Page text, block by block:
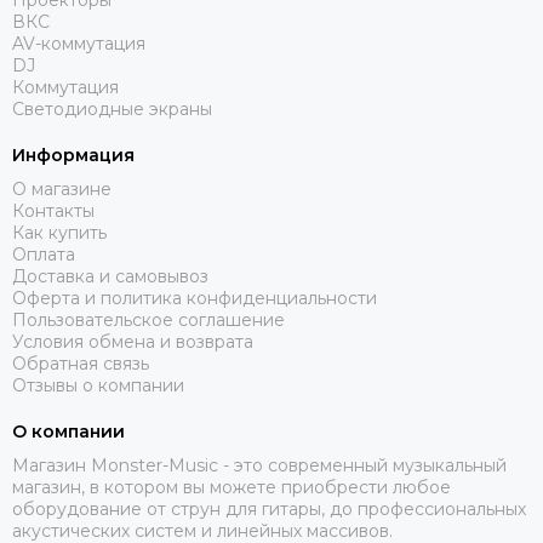
dB Technologies
DBX
DIALighting
DieHard
DiGiCo
DJ POWER
Dynacord
ECO
Eighteen Sound
Evolution
ELECTRO-VOICE
Exell
FBW
FOCUSRITE
Fonestar
FINE ART
ВКС
AV-коммутация
DJ
Коммутация
Светодиодные экраны
Информация
О магазине
Контакты
Как купить
Оплата
Доставка и самовывоз
Оферта и политика конфиденциальности
Пользовательское соглашение
Условия обмена и возврата
Обратная связь
Отзывы о компании
О компании
Магазин Monster-Music - это современный музыкальный
магазин, в котором вы можете приобрести любое
оборудование от струн для гитары, до профессиональных
акустических систем и линейных массивов.